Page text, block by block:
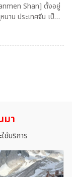
Shan] ตั้งอยู่
าน ประเทศจีน เป็น
ตู และนับแต่นั้นมา ก็
งและนักบวชว่าเป็น
ตามธรรมชาตินี้ มี
า
ช้บริการ